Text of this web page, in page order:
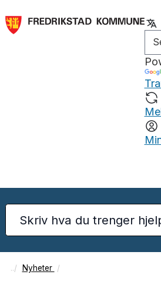
Nyheter